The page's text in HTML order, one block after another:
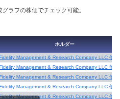
ラフの株価でチェック可能。
ホルダー
Management & Research Company LLC 他
Management & Research Company LLC 他
Management & Research Company LLC 他
Management & Research Company LLC 他
Management & Research Company LLC 他